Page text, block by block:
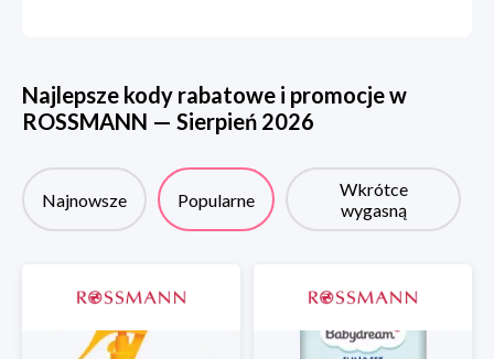
Najlepsze kody rabatowe i promocje w
ROSSMANN — Sierpień 2026
Najnowsze Popularne
Wkrótce
wygasną